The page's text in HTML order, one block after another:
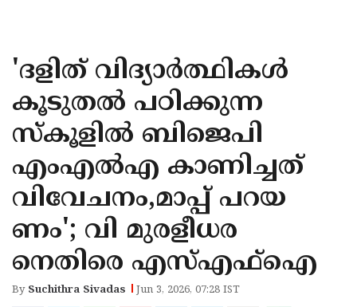
KANNUR
KASARAGOD
'ദളിത് വിദ്യാര്‍ത്ഥികള്‍
കൂടുതല്‍ പഠിക്കുന്ന
സ്‌കൂളില്‍ ബിജെപി
എംഎല്‍എ കാണിച്ചത്
വിവേചനം,മാപ്പ് പറയ
ണം'; വി മുരളീധര
നെതിരെ എസ്എഫ്‌ഐ
By Suchithra Sivadas Jun 3, 2026, 07:28 IST